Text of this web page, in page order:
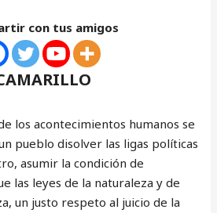
con tus amigos
los acontecimientos humanos se
pueblo disolver las ligas políticas
asumir la condición de
las leyes de la naturaleza y de
un justo respeto al juicio de la